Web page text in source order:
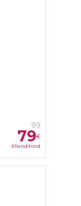
99
79€
Kliendihind